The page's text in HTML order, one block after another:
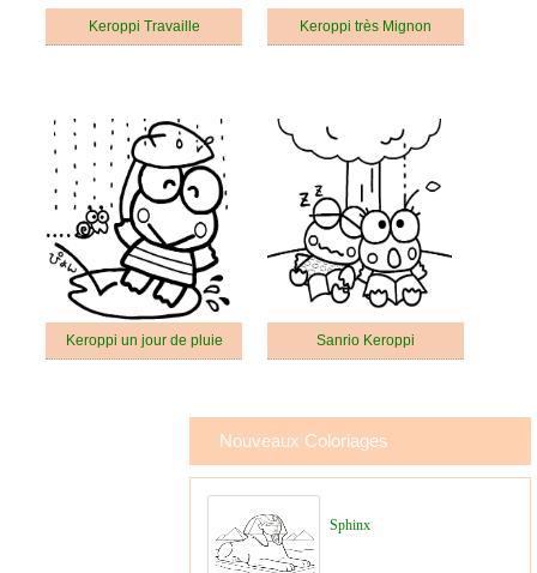
Keroppi Travaille Keroppi très Mignon
Keroppi un jour de pluie Sanrio Keroppi
Nouveaux Coloriages
Sphinx